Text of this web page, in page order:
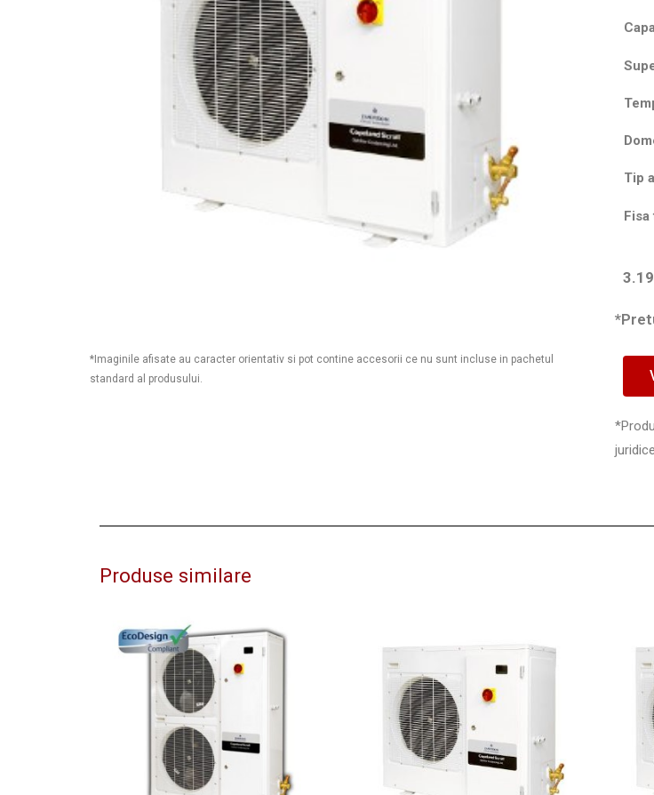
*Imaginile afisate au caracter orientativ si pot contine accesorii ce nu sunt incluse in pachetul
standard al produsului.
Tip
Fisa
Produse similare